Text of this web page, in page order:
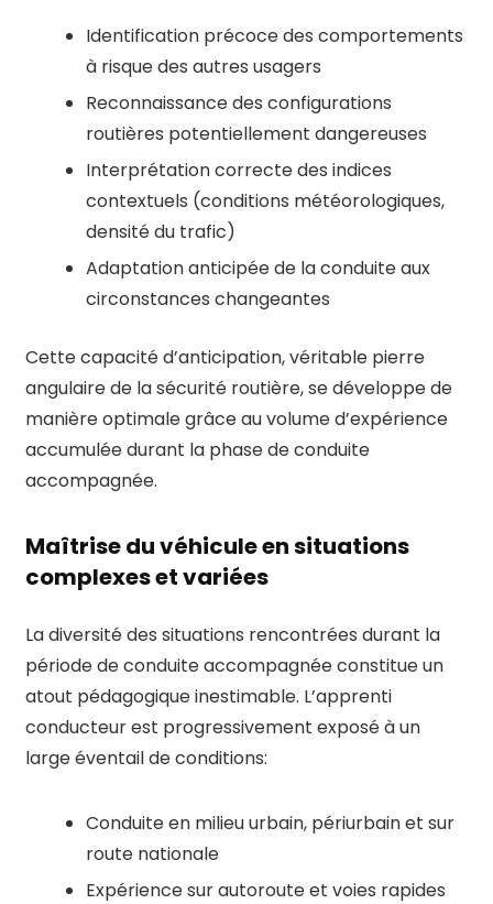
Identification précoce des comportements
à risque des autres usagers
Reconnaissance des configurations
routières potentiellement dangereuses
Interprétation correcte des indices
contextuels (conditions météorologiques,
densité du trafic)
Adaptation anticipée de la conduite aux
circonstances changeantes
Cette capacité d’anticipation, véritable pierre
angulaire de la sécurité routière, se développe de
manière optimale grâce au volume d’expérience
accumulée durant la phase de conduite
accompagnée.
Maîtrise du véhicule en situations
complexes et variées
La diversité des situations rencontrées durant la
période de conduite accompagnée constitue un
atout pédagogique inestimable. L’apprenti
conducteur est progressivement exposé à un
large éventail de conditions:
Conduite en milieu urbain, périurbain et sur
route nationale
Expérience sur autoroute et voies rapides